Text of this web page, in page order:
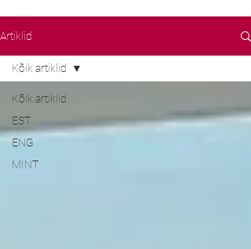
Artiklid
Kõik artiklid
EST
ENG
MINT
Kõik artiklid